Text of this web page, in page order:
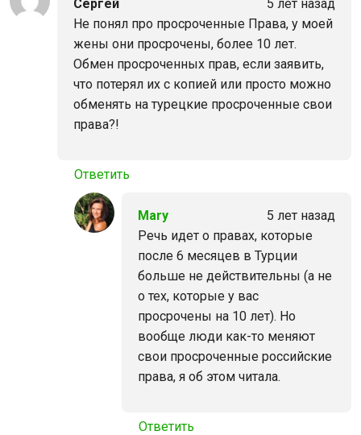
Сергей
5 лет назад
Не понял про просроченные Права, у моей
жены они просрочены, более 10 лет.
Обмен просроченных прав, если заявить,
что потерял их с копией или просто можно
обменять на турецкие просроченные свои
права?!
Ответить
Mary
5 лет назад
Речь идет о правах, которые
после 6 месяцев в Турции
больше не действительны (а не
о тех, которые у вас
просрочены на 10 лет). Но
вообще люди как-то меняют
свои просроченные российские
права, я об этом читала.
Ответить